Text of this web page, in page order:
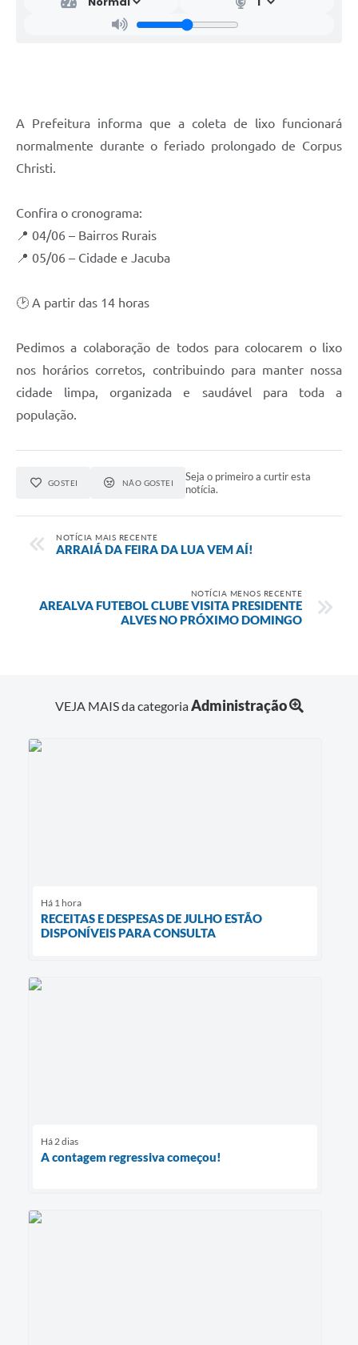
A Prefeitura informa que a coleta de lixo funcionará
normalmente durante o feriado prolongado de Corpus
Christi.
Confira o cronograma:
📍 04/06 – Bairros Rurais
📍 05/06 – Cidade e Jacuba
🕑 A partir das 14 horas
Pedimos a colaboração de todos para colocarem o lixo
nos horários corretos, contribuindo para manter nossa
cidade limpa, organizada e saudável para toda a
população.
GOSTEI NÃO GOSTEI
Seja o primeiro a curtir esta
notícia.
NOTÍCIA MAIS RECENTE
ARRAIÁ DA FEIRA DA LUA VEM AÍ!
NOTÍCIA MENOS RECENTE
AREALVA FUTEBOL CLUBE VISITA PRESIDENTE
ALVES NO PRÓXIMO DOMINGO
VEJA MAIS da categoriaAdministração
Há 1 hora
RECEITAS E DESPESAS DE JULHO ESTÃO
DISPONÍVEIS PARA CONSULTA
Há 2 dias
A contagem regressiva começou!